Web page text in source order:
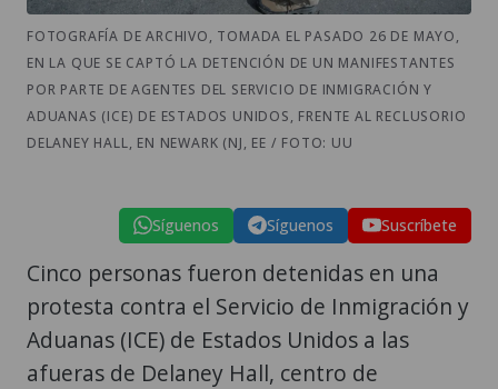
FOTOGRAFÍA DE ARCHIVO, TOMADA EL PASADO 26 DE MAYO,
EN LA QUE SE CAPTÓ LA DETENCIÓN DE UN MANIFESTANTES
POR PARTE DE AGENTES DEL SERVICIO DE INMIGRACIÓN Y
ADUANAS (ICE) DE ESTADOS UNIDOS, FRENTE AL RECLUSORIO
DELANEY HALL, EN NEWARK (NJ, EE / FOTO: UU
Síguenos Síguenos Suscríbete
Cinco personas fueron detenidas en una
protesta contra el Servicio de Inmigración y
Aduanas (ICE) de Estados Unidos a las
afueras de Delaney Hall, centro de